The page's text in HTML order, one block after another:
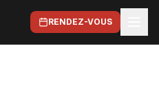
RENDEZ-VOUS